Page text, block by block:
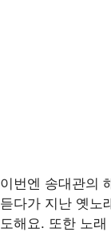
이번엔 송대관의
듣다가 지난 옛노
도해요. 또한 노